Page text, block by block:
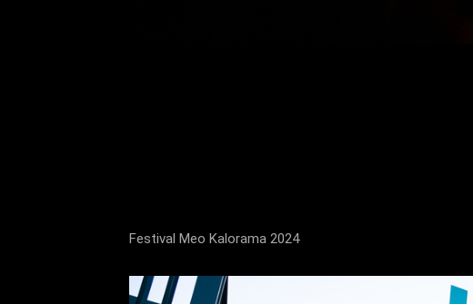
Festival Meo Kalorama 2024